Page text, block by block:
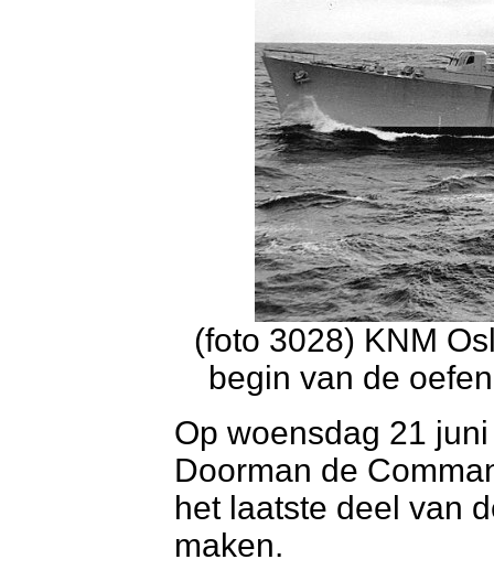
(foto 3028) KNM
begin van de
Op woensdag 21
Doorman de
het laatste deel van
maken.